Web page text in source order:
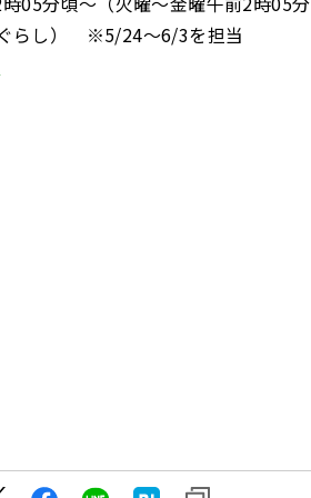
らし） ※5/24～6/3を担当